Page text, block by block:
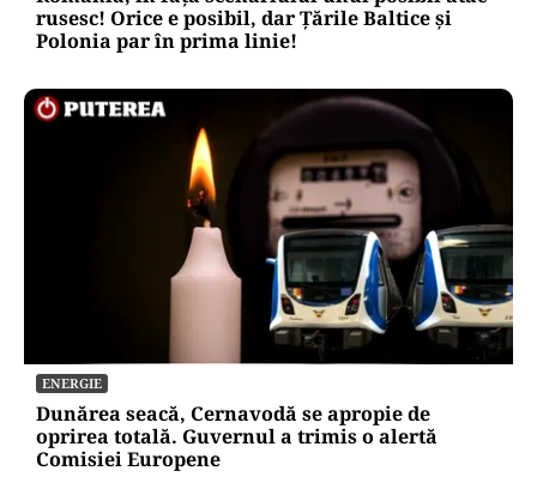
EXCLUSIV
EXCLUSIV
România, în fața scenariului unui posibil atac
rusesc! Orice e posibil, dar Țările Baltice și
Polonia par în prima linie!